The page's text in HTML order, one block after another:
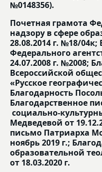
№0148356).
Почетная грамота
надзору в сфере
28.08.2014 г. №18/04к;
Федерального
24.07.2008 г. №2008;
Всероссийской
«Русское
Благодарность
Благодарственное
социально-
Медведевой от
письмо Патриарха
ноябрь 2019 г.;
образовательной
от 18.03.2020 г.